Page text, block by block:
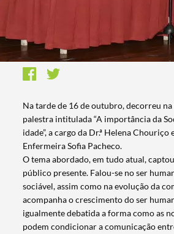
Na tarde de 16 de outubro, decorreu na
palestra intitulada “A importância da
idade”, a cargo da Dr.ª Helena
Enfermeira Sofia Pacheco.
O tema abordado, em tudo atual,
público presente. Falou-se no ser
sociável, assim como na evolução da
acompanha o crescimento do ser
igualmente debatida a forma como as
podem condicionar a comunicação